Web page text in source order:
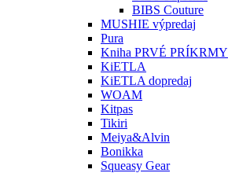
BIBS Couture
MUSHIE výpredaj
Pura
Kniha PRVÉ PRÍKRMY
KiETLA
KiETLA dopredaj
WOAM
Kitpas
Tikiri
Meiya&Alvin
Bonikka
Squeasy Gear